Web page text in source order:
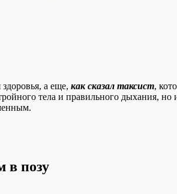
а еще, как сказал таксист,
тела и правильного дыхания,
в позу